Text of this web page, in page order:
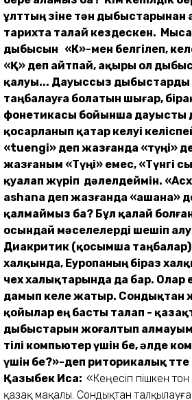
ұлттың өзіне тән
тарихта талай кездескен.
дыбысын «К»-мен белгілеп,
«Қ» деп айтпай, ақыры ол
қалуы... Дауыссыз дыбыстарды
таңбалауға болатын шығар,
фонетикасы бойынша дауысты
қосарланып қатар келуі
«tuengi» деп жазғанда «түңі»
жазғаным «Түңі» емес, «Түнгі
қуалап жүріп дәлелдеймін.
ashana деп жазғанда «ашана»
қалмаймыз ба? Бұл қалай
осындай мәселелерді шешіп
Диакритик (қосымша таңбалар)
халқында, Еуропаның біраз
чех халықтарында да бар.
дамып келе жатыр. Сондықтан
қойылар ең басты талап -
дыбыстарын жоғалтып
тілі компьютер үшін бе, әлде
үшін бе?»-деп риторикалық
Қазыбек Иса: «Кеңесіп пішкен
қазақ мақалы. Сондықтан